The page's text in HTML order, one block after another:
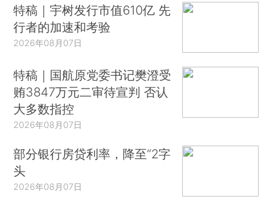
特稿｜宇树发行市值610亿 先
行者的加速和考验
2026年08月07日
特稿｜国航原党委书记樊澄受
贿3847万元二审待宣判 否认
大多数指控
2026年08月07日
部分银行房贷利率，降至“2字
头
2026年08月07日